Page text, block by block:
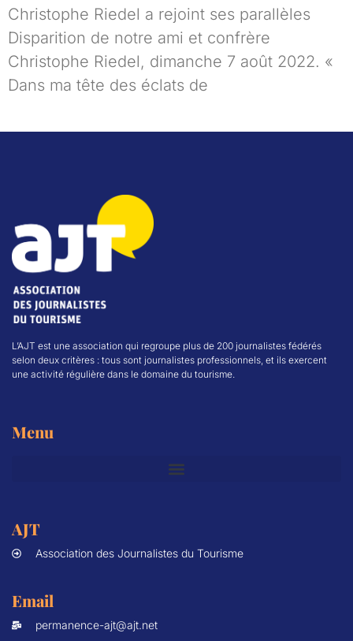
Christophe Riedel a rejoint ses parallèles
Disparition de notre ami et confrère
Christophe Riedel, dimanche 7 août 2022. «
Dans ma tête des éclats de
L’AJT est une association qui regroupe plus de 200 journalistes fédérés
selon deux critères : tous sont journalistes professionnels, et ils exercent
une activité régulière dans le domaine du tourisme.
Menu
AJT
Association des Journalistes du Tourisme
Email
permanence-ajt@ajt.net